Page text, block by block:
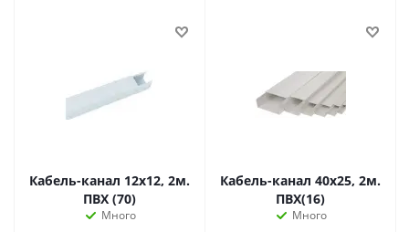
Кабель-канал 12х12, 2м.
ПВХ (70)
Много
Кабель-канал 40х25, 2м.
ПВХ(16)
Много